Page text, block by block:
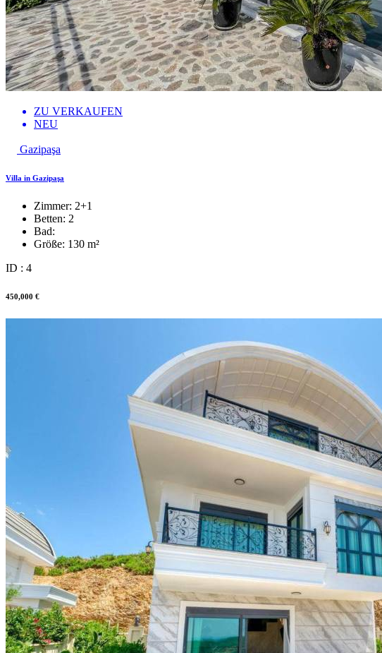
ZU VERKAUFEN
NEU
Gazipaşa
Villa in Gazipaşa
Zimmer: 2+1
Betten: 2
Bad:
Größe: 130 m²
ID : 4
450,000 €